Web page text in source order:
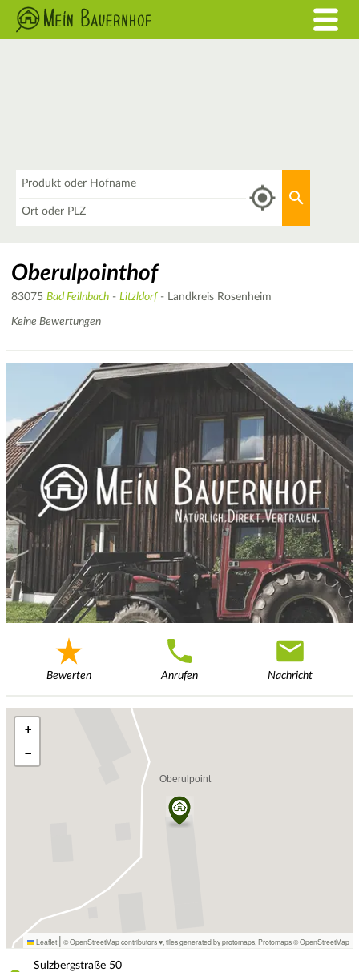
Oberulpointhof
83075 Bad Feilnbach - Litzldorf- Landkreis Rosenheim
Keine Bewertungen
Bewerten Anrufen Nachricht
+
−
Leaflet | © OpenStreetMap contributors ♥, tiles generated by protomaps Protomaps©OpenStreetMap
Sulzbergstraße 50